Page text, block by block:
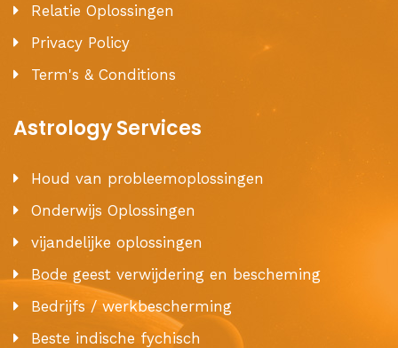
Relatie Oplossingen
Privacy Policy
Term's & Conditions
Astrology Services
Houd van probleemoplossingen
Onderwijs Oplossingen
vijandelijke oplossingen
Bode geest verwijdering en bescheming
Bedrijfs / werkbescherming
Beste indische fychisch